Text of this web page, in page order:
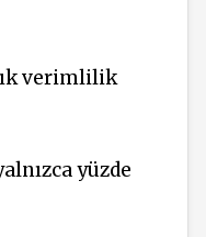
verimlilik
yüzde